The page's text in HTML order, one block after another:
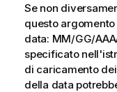
Se non
questo
data: MM/GG/
specificato
di caricamento
della data